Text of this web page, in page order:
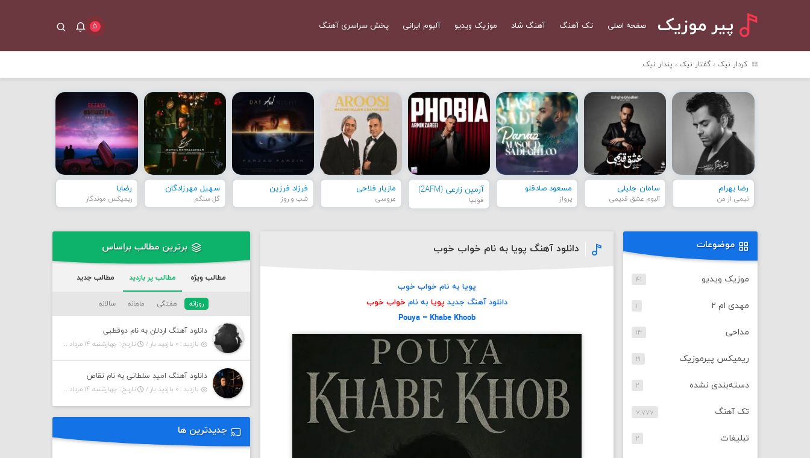
پیر موزیک صفحه اصلی تک آهنگ آهنگ شاد موزیک ویدیو آلبوم ایرانی پخش سراسری آهنگ ۵
کردار نیک ، گفتار نیک ، پندار نیک
رضا بهرام
نیمی از من
سامان جلیلی
آلبوم عشق قدیمی
مسعود صادقلو
پرواز
آرمین زارعی (2AFM)
فوبیا
مازیار فلاحی
عروسی
فرزاد فرزین
شب و روز
سهیل مهرزادگان
گل سنگم
رضایا
ریمیکس موندگار
دانلود آهنگ پویا به نام خواب خوب
پویا به نام خواب خوب
دانلود آهنگ جدید پویا به نام خواب خوب
Pouya – Khabe Khoob
موضوعات
موزیک ویدیو ۴۱
مهدی ام ۲ ۱
مداحی ۱۳
ریمیکس پیرموزیک ۲۱
دسته‌بندی نشده ۲
تک آهنگ ۷,۷۷۷
تبلیغات ۲
برترین مطالب براساس
مطالب ویژه مطالب پر بازدید مطالب جدید
روزانه هفتگی ماهانه سالانه
دانلود آهنگ اردلان به نام دوقطبی
بازدید : ۰ بازدید بار /
تاریخ : چهارشنبه ۱۴ مرداد ۱۴۰۵
دانلود آهنگ امید سلطانی به نام تقاص
بازدید : ۰ بازدید بار /
تاریخ : چهارشنبه ۱۴ مرداد ۱۴۰۵
جدیدترین ها